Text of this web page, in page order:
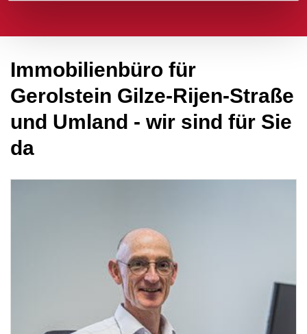
Immobilienbüro für
Gerolstein Gilze-Rijen-Straße
und Umland - wir sind für Sie
da